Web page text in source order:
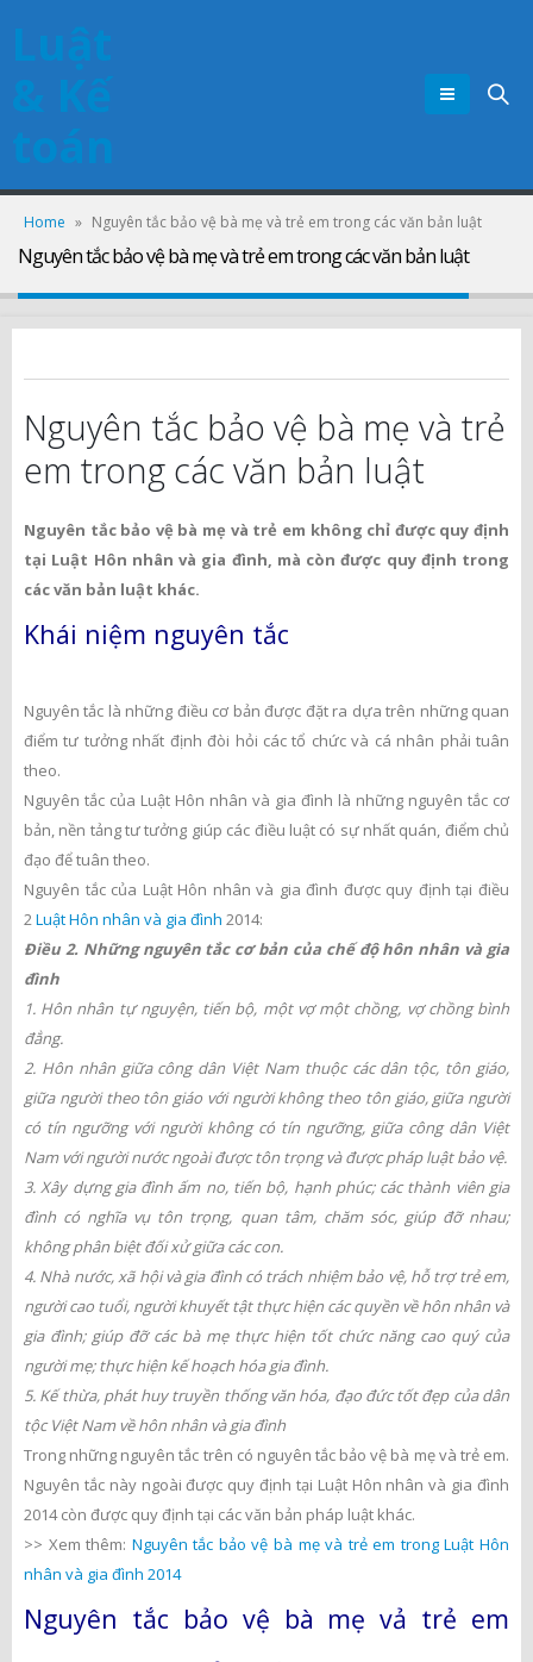
Luật
& Kế
toán
Home » Nguyên tắc bảo vệ bà mẹ và trẻ em trong các văn bản luật
Nguyên tắc bảo vệ bà mẹ và trẻ em trong các văn bản luật
Nguyên tắc bảo vệ bà mẹ và trẻ
em trong các văn bản luật
Nguyên tắc bảo vệ bà mẹ và trẻ em không chỉ được quy định
tại Luật Hôn nhân và gia đình, mà còn được quy định trong
các văn bản luật khác.
Khái niệm nguyên tắc
Nguyên tắc là những điều cơ bản được đặt ra dựa trên những quan
điểm tư tưởng nhất định đòi hỏi các tổ chức và cá nhân phải tuân
theo.
Nguyên tắc của Luật Hôn nhân và gia đình là những nguyên tắc cơ
bản, nền tảng tư tưởng giúp các điều luật có sự nhất quán, điểm chủ
đạo để tuân theo.
Nguyên tắc của Luật Hôn nhân và gia đình được quy định tại điều
2Luật Hôn nhân và gia đình 2014:
Điều 2. Những nguyên tắc cơ bản của chế độ hôn nhân và gia
đình
1. Hôn nhân tự nguyện, tiến bộ, một vợ một chồng, vợ chồng bình
đẳng.
2. Hôn nhân giữa công dân Việt Nam thuộc các dân tộc, tôn giáo,
giữa người theo tôn giáo với người không theo tôn giáo, giữa người
có tín ngưỡng với người không có tín ngưỡng, giữa công dân Việt
Nam với người nước ngoài được tôn trọng và được pháp luật bảo vệ.
3. Xây dựng gia đình ấm no, tiến bộ, hạnh phúc; các thành viên gia
đình có nghĩa vụ tôn trọng, quan tâm, chăm sóc, giúp đỡ nhau;
không phân biệt đối xử giữa các con.
4. Nhà nước, xã hội và gia đình có trách nhiệm bảo vệ, hỗ trợ trẻ em,
người cao tuổi, người khuyết tật thực hiện các quyền về hôn nhân và
gia đình; giúp đỡ các bà mẹ thực hiện tốt chức năng cao quý của
người mẹ; thực hiện kế hoạch hóa gia đình.
5. Kế thừa, phát huy truyền thống văn hóa, đạo đức tốt đẹp của dân
tộc Việt Nam về hôn nhân và gia đình
Trong những nguyên tắc trên có nguyên tắc bảo vệ bà mẹ và trẻ em.
Nguyên tắc này ngoài được quy định tại Luật Hôn nhân và gia đình
2014 còn được quy định tại các văn bản pháp luật khác.
>> Xem thêm: Nguyên tắc bảo vệ bà mẹ và trẻ em trong Luật Hôn
nhân và gia đình 2014
Nguyên tắc bảo vệ bà mẹ vả trẻ em